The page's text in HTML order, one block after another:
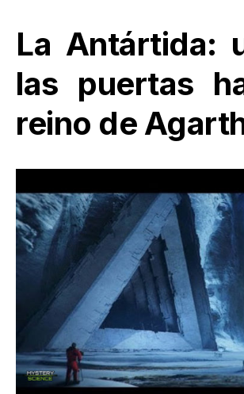
La Antártida:
las puertas
reino de